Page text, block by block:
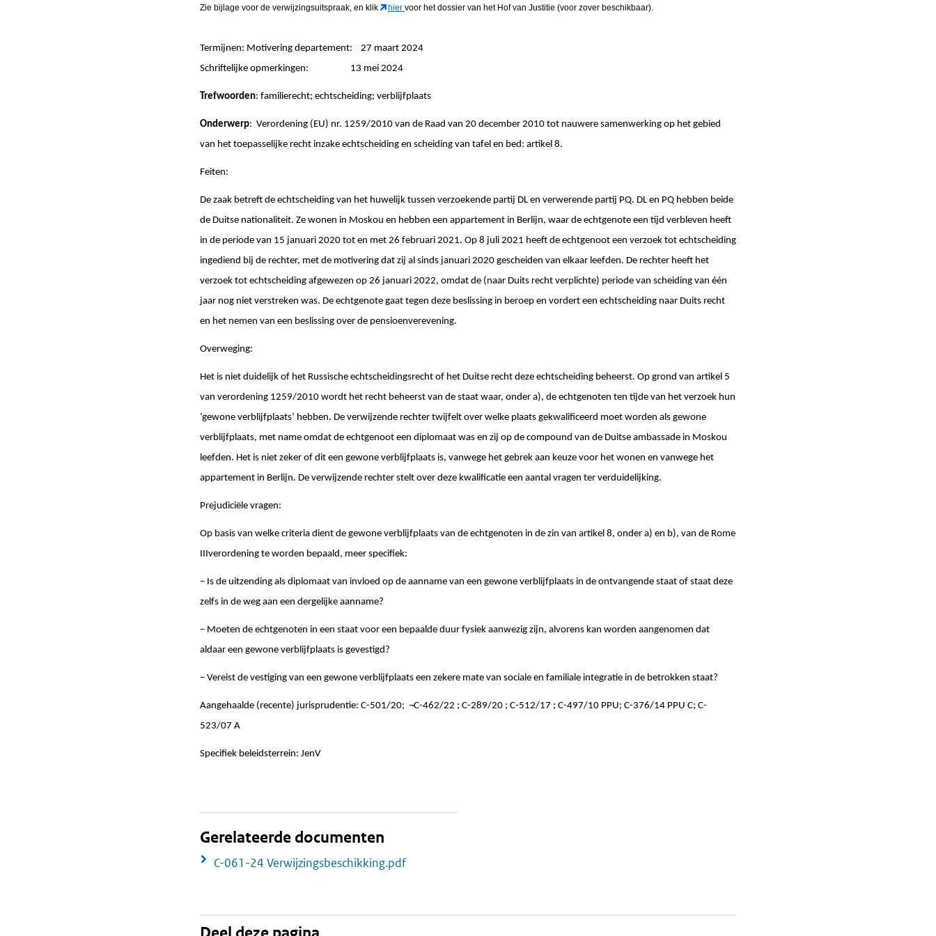
Zie bijlage voor de verwijzingsuitspraak, en klik hier voor het dossier van het Hof van Justitie (voor zover beschikbaar).
Termijnen: Motivering departement: 27 maart 2024
Schriftelijke opmerkingen: 13 mei 2024
Trefwoorden: familierecht; echtscheiding; verblijfplaats
Onderwerp: Verordening (EU) nr. 1259/2010 van de Raad van 20 december 2010 tot nauwere samenwerking op het gebied
van het toepasselijke recht inzake echtscheiding en scheiding van tafel en bed: artikel 8.
Feiten:
De zaak betreft de echtscheiding van het huwelijk tussen verzoekende partij DL en verwerende partij PQ. DL en PQ hebben beide
de Duitse nationaliteit. Ze wonen in Moskou en hebben een appartement in Berlijn, waar de echtgenote een tijd verbleven heeft
in de periode van 15 januari 2020 tot en met 26 februari 2021. Op 8 juli 2021 heeft de echtgenoot een verzoek tot echtscheiding
ingediend bij de rechter, met de motivering dat zij al sinds januari 2020 gescheiden van elkaar leefden. De rechter heeft het
verzoek tot echtscheiding afgewezen op 26 januari 2022, omdat de (naar Duits recht verplichte) periode van scheiding van één
jaar nog niet verstreken was. De echtgenote gaat tegen deze beslissing in beroep en vordert een echtscheiding naar Duits recht
en het nemen van een beslissing over de pensioenverevening.
Overweging:
Het is niet duidelijk of het Russische echtscheidingsrecht of het Duitse recht deze echtscheiding beheerst. Op grond van artikel 5
van verordening 1259/2010 wordt het recht beheerst van de staat waar, onder a), de echtgenoten ten tijde van het verzoek hun
‘gewone verblijfplaats’ hebben. De verwijzende rechter twijfelt over welke plaats gekwalificeerd moet worden als gewone
verblijfplaats, met name omdat de echtgenoot een diplomaat was en zij op de compound van de Duitse ambassade in Moskou
leefden. Het is niet zeker of dit een gewone verblijfplaats is, vanwege het gebrek aan keuze voor het wonen en vanwege het
appartement in Berlijn. De verwijzende rechter stelt over deze kwalificatie een aantal vragen ter verduidelijking.
Prejudiciële vragen:
Op basis van welke criteria dient de gewone verblijfplaats van de echtgenoten in de zin van artikel 8, onder a) en b), van de Rome
IIIverordening te worden bepaald, meer specifiek:
– Is de uitzending als diplomaat van invloed op de aanname van een gewone verblijfplaats in de ontvangende staat of staat deze
zelfs in de weg aan een dergelijke aanname?
– Moeten de echtgenoten in een staat voor een bepaalde duur fysiek aanwezig zijn, alvorens kan worden aangenomen dat
aldaar een gewone verblijfplaats is gevestigd?
– Vereist de vestiging van een gewone verblijfplaats een zekere mate van sociale en familiale integratie in de betrokken staat?
Aangehaalde (recente) jurisprudentie: C-501/20; ¬C-462/22 ; C-289/20 ; C-512/17 ; C-497/10 PPU; C-376/14 PPU C; C-
523/07 A
Specifiek beleidsterrein: JenV
Gerelateerde documenten
C-061-24 Verwijzingsbeschikking.pdf